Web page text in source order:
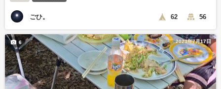
ごひ。 62 56
2023年7月17日
6